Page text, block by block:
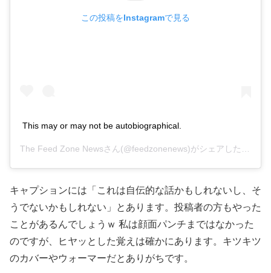
この投稿をInstagramで見る
This may or may not be autobiographical.
The Feed Zone Newsさん(@feedzonenews)がシェアした投稿 –
キャプションには「これは自伝的な話かもしれないし、そ
うでないかもしれない」とあります。投稿者の方もやった
ことがあるんでしょうｗ 私は顔面パンチまではなかった
のですが、ヒヤッとした覚えは確かにあります。キツキツ
のカバーやウォーマーだとありがちです。